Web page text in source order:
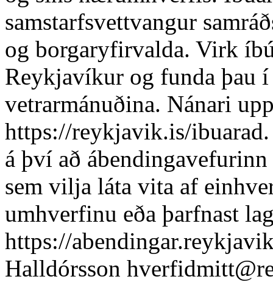
samstarfsvettvangur
og borgaryfirvalda. Virk
Reykjavíkur og funda þau
vetrarmánuðina. Nánari
https://reykjavik.is/
á því að
sem vilja láta vita af
umhverfinu eða þarfnast
https://
Halldórsson